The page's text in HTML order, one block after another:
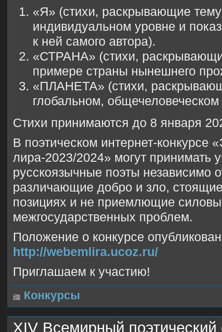
«Я» (стихи, раскрывающие тему
индивидуальном уровне и
к ней самого автора).
«СТРАНА» (стихи,
примере страны нынешнего
«ПЛАНЕТА» (стихи,
глобальном,
Стихи принимаются до 8 января
В поэтическом интернет-конкурсе
лира-2023/2024» могут принимать
русскоязычные поэты независимо
различающие добро и зло,
позициях и не приемлющие
межгосударственных проблем.
Положение о конкурсе
http://webemlira.ucoz.ru/
Приглашаем к участию!
Конкурсы
XIV Всемирный